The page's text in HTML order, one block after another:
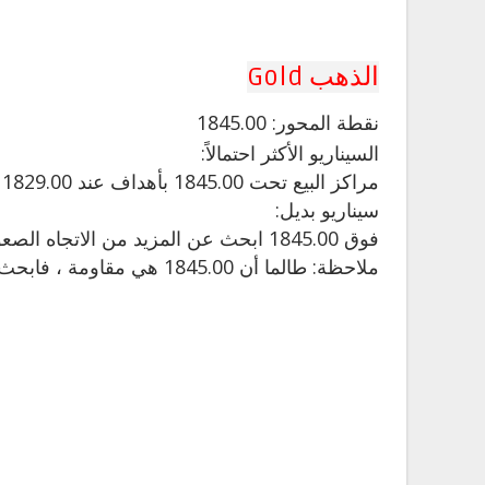
الذهب Gold
نقطة المحور: 1845.00
السيناريو الأكثر احتمالاً:
مراكز البيع تحت 1845.00 بأهداف عند 1829.00 و 1823.00 في التمديد.
سيناريو بديل:
فوق 1845.00 ابحث عن المزيد من الاتجاه الصعودي مع 1855.00 و 1861.00 كأهداف.
ملاحظة: طالما أن 1845.00 هي مقاومة ، فابحث عن حركة سعر متقطعة مع ميل هبوطي.